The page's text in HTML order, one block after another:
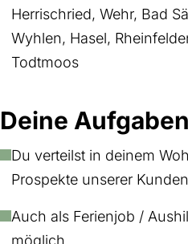
Herrischried, Wehr, Bad
Wyhlen, Hasel,
Todtmoos
Deine Aufgaben
Du verteilst in deinem
Prospekte unserer
Auch als Ferienjob /